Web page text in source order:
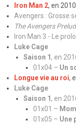
Iron Man 2, en 2010
Avengers : Grosse
The Avengers
Iron Man 3 - Le
Luke Cage
Saison 1, en
01x04 – Un
Longue vie au roi,
Luke Cage
Saison 1, en
01x01 –
01x05 – Une